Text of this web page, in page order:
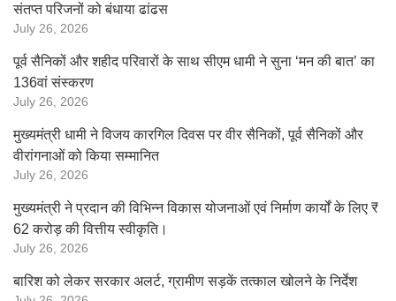
संतप्त परिजनों को बंधाया ढांढस
July 26, 2026
पूर्व सैनिकों और शहीद परिवारों के साथ सीएम धामी ने सुना ‘मन की बात’ का
136वां संस्करण
July 26, 2026
मुख्यमंत्री धामी ने विजय कारगिल दिवस पर वीर सैनिकों, पूर्व सैनिकों और
वीरांगनाओं को किया सम्मानित
July 26, 2026
मुख्यमंत्री ने प्रदान की विभिन्न विकास योजनाओं एवं निर्माण कार्यों के लिए ₹
62 करोड़ की वित्तीय स्वीकृति।
July 26, 2026
बारिश को लेकर सरकार अलर्ट, ग्रामीण सड़कें तत्काल खोलने के निर्देश